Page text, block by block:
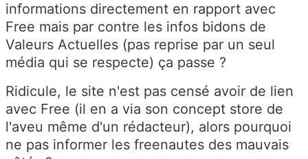
informations directement en rapport avec
Free mais par contre les infos bidons de
Valeurs Actuelles (pas reprise par un seul
média qui se respecte) ça passe ?
Ridicule, le site n'est pas censé avoir de lien
avec Free (il en a via son concept store de
l'aveu même d'un rédacteur), alors pourquoi
ne pas informer les freenautes des mauvais